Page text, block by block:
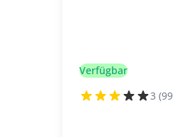
Verfügbar
3